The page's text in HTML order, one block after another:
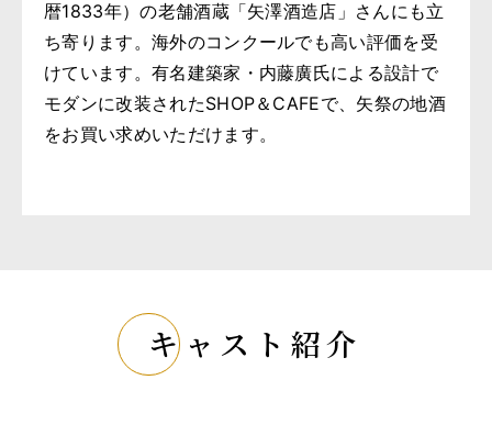
暦1833年）の老舗酒蔵「矢澤酒造店」さんにも立
ち寄ります。海外のコンクールでも高い評価を受
けています。有名建築家・内藤廣氏による設計で
モダンに改装されたSHOP＆CAFEで、矢祭の地酒
をお買い求めいただけます。
キャスト紹介